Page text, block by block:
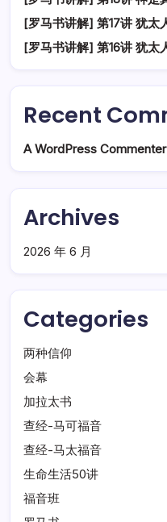
[罗马书讲解] 第17讲 犹太
[罗马书讲解] 第16讲 犹太
Recent
A WordPress Commenter
Archives
2026 年 6 月
Categories
两种信仰
会幕
加拉太书
查经-马可福音
查经-马太福音
生命生活50讲
福音班